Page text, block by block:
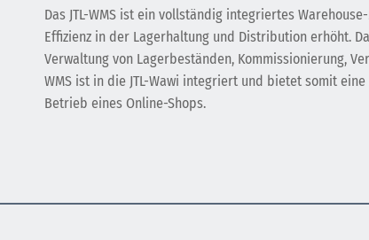
Das JTL-WMS ist ein vollständig integriertes
Effizienz in der Lagerhaltung und Distribution erhöht.
Verwaltung von Lagerbeständen, Kommissionierung,
WMS ist in die JTL-Wawi integriert und bietet somit
Betrieb eines Online-Shops.